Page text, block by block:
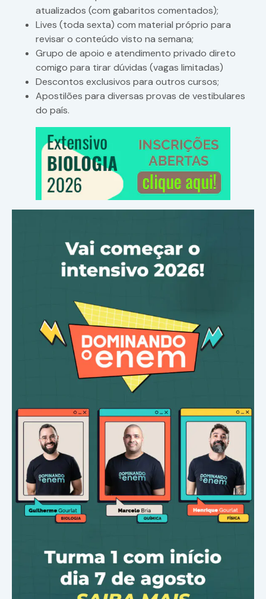
atualizados (com gabaritos comentados);
Lives (toda sexta) com material próprio para
revisar o conteúdo visto na semana;
Grupo de apoio e atendimento privado direto
comigo para tirar dúvidas (vagas limitadas)
Descontos exclusivos para outros cursos;
Apostilões para diversas provas de vestibulares
do país.